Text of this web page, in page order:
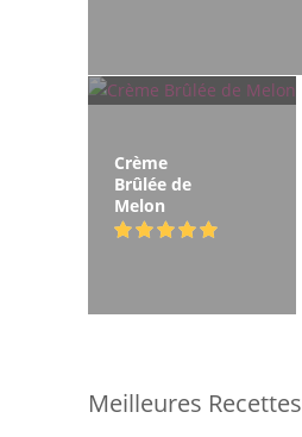
Crème
Brûlée de
Melon
Meilleures Recettes